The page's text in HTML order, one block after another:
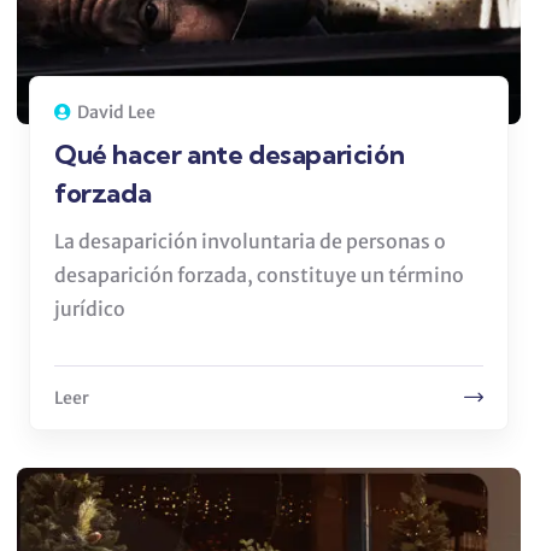
David Lee
Qué hacer ante desaparición
forzada
La desaparición involuntaria de personas o
desaparición forzada, constituye un término
jurídico
Leer